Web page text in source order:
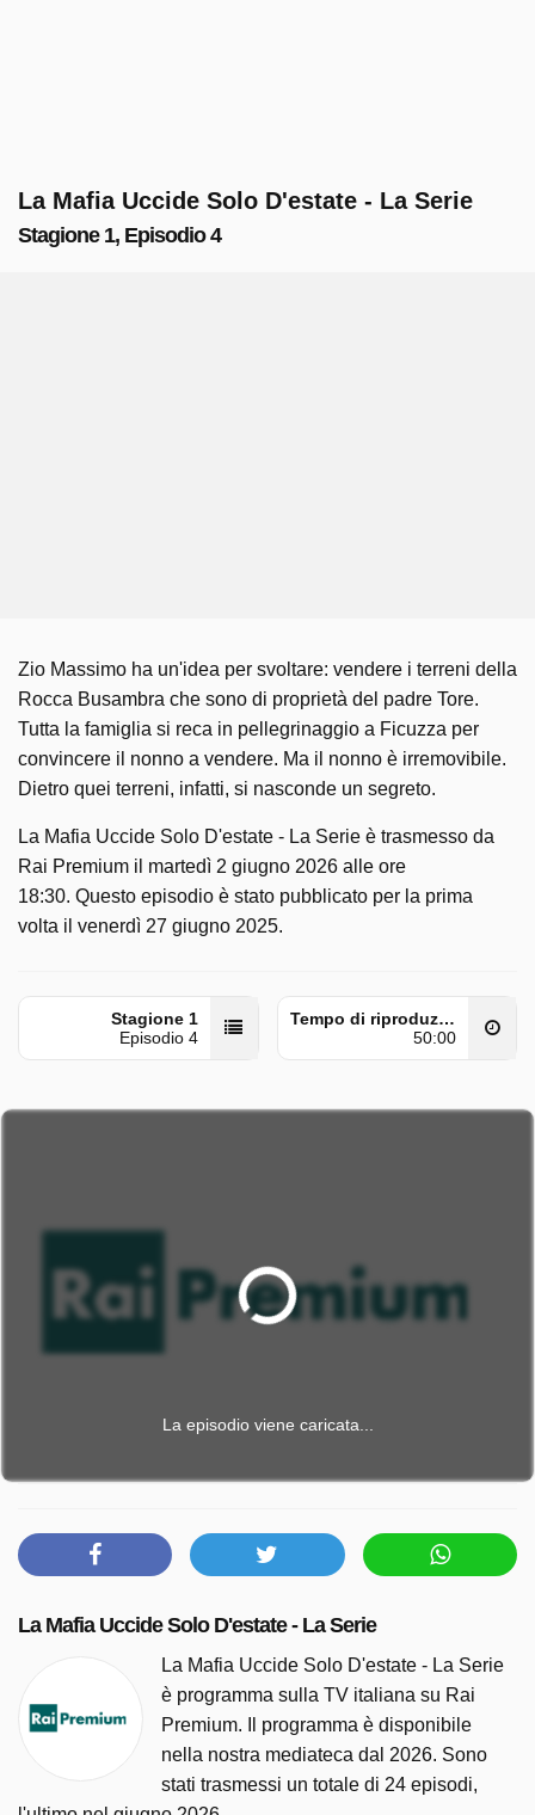
La Mafia Uccide Solo D'estate - La Serie
Stagione 1, Episodio 4
Zio Massimo ha un'idea per svoltare: vendere i terreni della
Rocca Busambra che sono di proprietà del padre Tore.
Tutta la famiglia si reca in pellegrinaggio a Ficuzza per
convincere il nonno a vendere. Ma il nonno è irremovibile.
Dietro quei terreni, infatti, si nasconde un segreto.
La Mafia Uccide Solo D'estate - La Serie è trasmesso da
Rai Premium il martedì 2 giugno 2026 alle ore
18:30. Questo episodio è stato pubblicato per la prima
volta il venerdì 27 giugno 2025.
Stagione 1
Episodio 4
Tempo di riproduzione
50:00
La episodio viene caricata...
La Mafia Uccide Solo D'estate - La Serie
La Mafia Uccide Solo D'estate - La Serie
è programma sulla TV italiana su Rai
Premium. Il programma è disponibile
nella nostra mediateca dal 2026. Sono
stati trasmessi un totale di 24 episodi,